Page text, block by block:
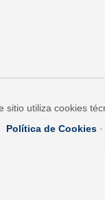
sitio utiliza cookies
Política de Cookies ·